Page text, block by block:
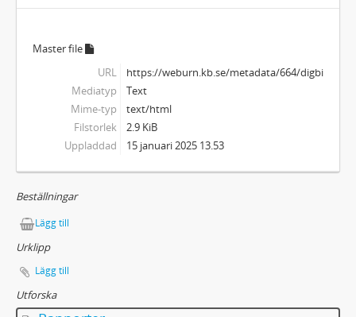
Master file
URL
https://weburn.kb.se/metadata/664/
Mediatyp
Text
Mime-typ
text/html
Filstorlek
2.9 KiB
Uppladdad
15 januari 2025 13.53
Beställningar
Lägg till
Urklipp
Lägg till
Utforska